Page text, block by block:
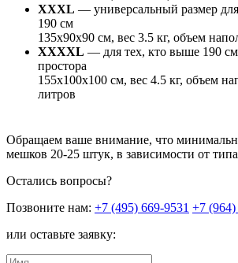
XXXL — универсальный размер
190 см
135х90х90 см, вес 3.5 кг, объем
XXXXL — для тех, кто выше 190
простора
155х100х100 см, вес 4.5 кг, объем
литров
Обращаем ваше внимание, что
мешков 20-25 штук, в зависимости от
Остались вопросы?
Позвоните нам: +7 (495) 669-9531 +7 (964)
или оставьте заявку: